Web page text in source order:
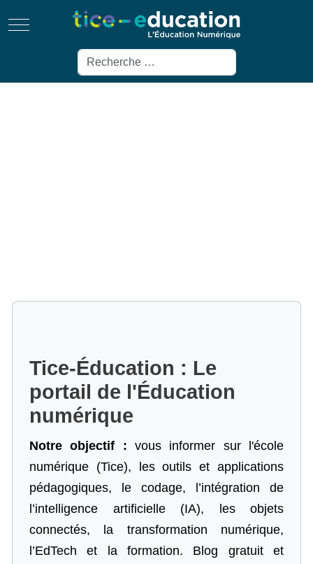
Mobile Menu Toggle
Rechercher
Tice-Éducation : Le
portail de l'Éducation
numérique
Notre objectif : vous informer sur l'école
numérique (Tice), les outils et applications
pédagogiques, le codage,
l’intégration de
l’intelligence artificielle (IA), les objets
connectés, la transformation numérique,
l’EdTech et la formation. Blog gratuit et